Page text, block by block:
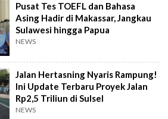
Pusat Tes TOEFL dan Bahasa
Asing Hadir di Makassar, Jangkau
Sulawesi hingga Papua
NEWS
Jalan Hertasning Nyaris Rampung!
Ini Update Terbaru Proyek Jalan
Rp2,5 Triliun di Sulsel
NEWS